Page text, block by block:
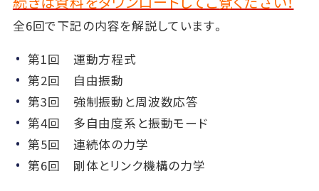
全6回で下記の内容を解説しています。
第1回 運動方程式
第2回 自由振動
第3回 強制振動と周波数応答
第4回 多自由度系と振動モード
第5回 連続体の力学
第6回 剛体とリンク機構の力学